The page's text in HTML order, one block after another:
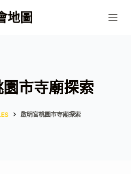
地圖
市寺廟探索
啟明宮桃園市寺廟探索